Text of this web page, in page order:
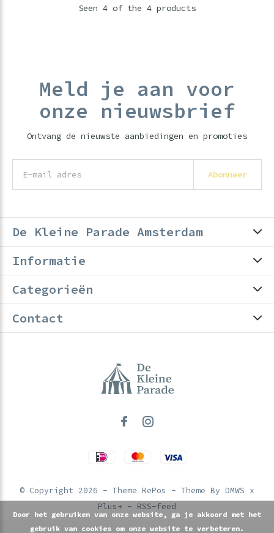
Seen 4 of the 4 products
Meld je aan voor
onze nieuwsbrief
Ontvang de nieuwste aanbiedingen en promoties
Abonneer
De Kleine Parade Amsterdam
Informatie
Categorieën
Contact
© Copyright 2026 - Theme RePos - Theme By DMWS x
Plus+ - RSS-feed
Door het gebruiken van onze website, ga je akkoord met het
gebruik van cookies om onze website te verbeteren.